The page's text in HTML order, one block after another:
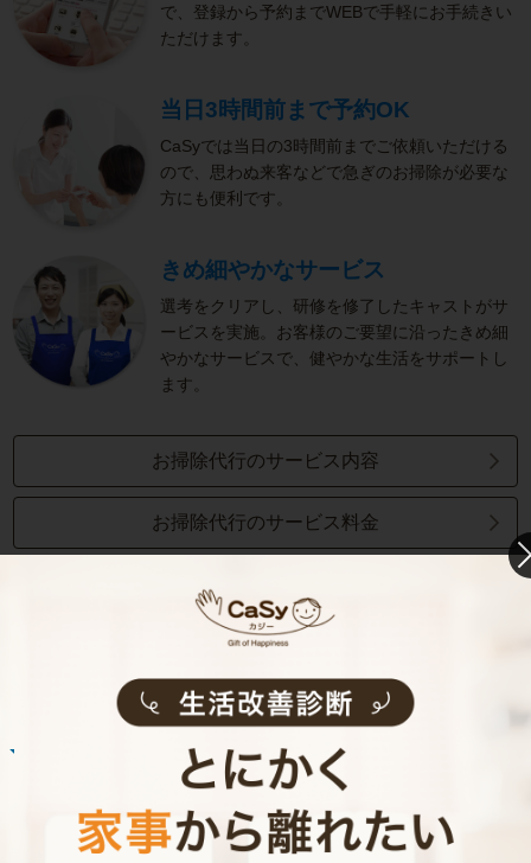
で、登録から予約までWEBで手軽にお手続きい
ただけます。
当日3時間前まで予約OK
CaSyでは当日の3時間前までご依頼いただける
ので、思わぬ来客などで急ぎのお掃除が必要な
方にも便利です。
きめ細やかなサービス
選考をクリアし、研修を修了したキャストがサ
ービスを実施。お客様のご要望に沿ったきめ細
やかなサービスで、健やかな生活をサポートし
ます。
お掃除代行のサービス内容
お掃除代行のサービス料金
ご利用者インタビュー
まるで実家の母親が家事を手伝いにきてくれた
安心感。